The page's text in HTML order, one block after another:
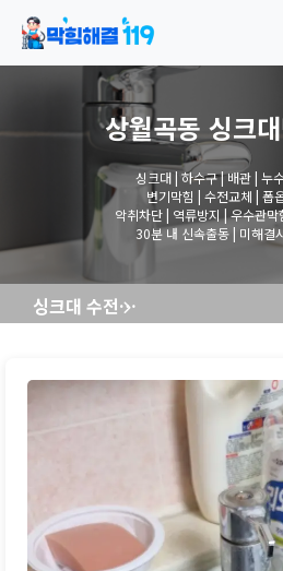
상월곡동 싱크
싱크대 | 하수구 | 배관 | 누
변기막힘 | 수전교체 | 폽
악취차단 | 역류방지 | 우수관막
30분 내 신속출동 | 미해결
싱크대 수전교체